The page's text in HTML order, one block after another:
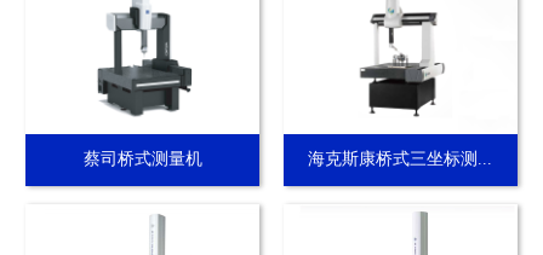
蔡司桥式测量机 海克斯康桥式三坐标测...